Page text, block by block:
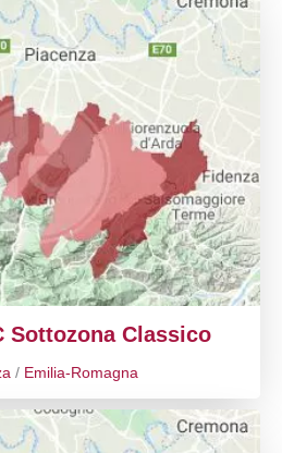
Sottozona Classico
/ Emilia-Romagna